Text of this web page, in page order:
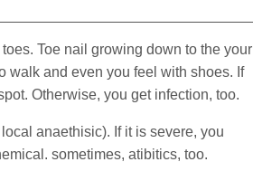
Toe nail growing down to the your
walk and even you feel with shoes. If
Otherwise, you get infection, too.
anaethisic). If it is severe, you
sometimes, atibitics, too.